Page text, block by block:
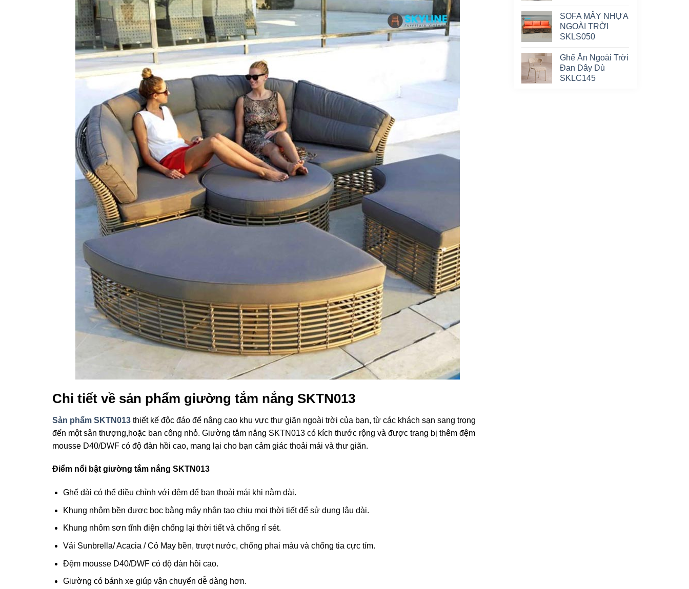
SOFA MÂY NHỰA
NGOÀI TRỜI
SKLS050
Ghế Ăn Ngoài Trời
Đan Dây Dù
SKLC145
Chi tiết về sản phẩm giường tắm nắng SKTN013
Sản phẩm SKTN013 thiết kế độc đáo để nâng cao khu vực thư giãn ngoài trời của bạn, từ các khách sạn sang trọng
đến một sân thượng,hoặc ban công nhỏ. Giường tắm nắng SKTN013 có kích thước rộng và được trang bị thêm đệm
mousse D40/DWF có độ đàn hồi cao, mang lại cho bạn cảm giác thoải mái và thư giãn.
Điểm nổi bật giường tắm nắng SKTN013
Ghế dài có thể điều chỉnh với đệm để bạn thoải mái khi nằm dài.
Khung nhôm bền được bọc bằng mây nhân tạo chịu mọi thời tiết để sử dụng lâu dài.
Khung nhôm sơn tĩnh điện chống lại thời tiết và chống rỉ sét.
Vải Sunbrella/ Acacia / Cỏ May bền, trượt nước, chống phai màu và chống tia cực tím.
Đệm mousse D40/DWF có độ đàn hồi cao.
Giường có bánh xe giúp vận chuyển dễ dàng hơn.